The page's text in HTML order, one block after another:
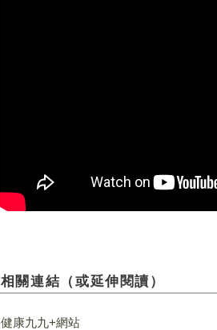
相關連結（或延伸閱讀）
健康九九+網站